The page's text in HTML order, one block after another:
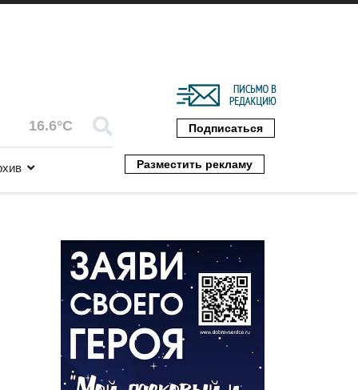
16.6°C Подписаться
Разместить рекламу